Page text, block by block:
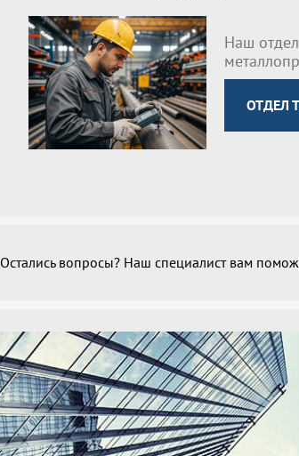
Наш
ОТДЕЛ
Остались вопросы? Наш специалист вам